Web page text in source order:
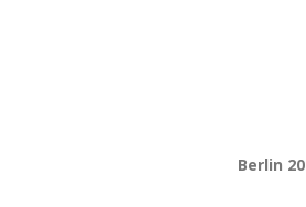
Berlin